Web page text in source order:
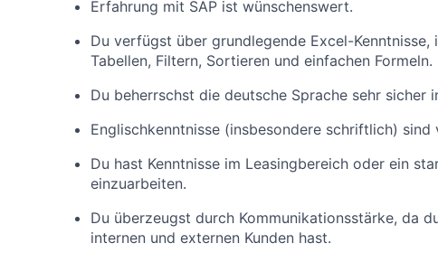
Erfahrung mit SAP ist wünschenswert.
Du verfügst über grundlegende Excel-
Tabellen, Filtern, Sortieren und einfachen Formeln.
Du beherrschst die deutsche Sprache sehr sicher
Englischkenntnisse (insbesondere schriftlich) sind
Du hast Kenntnisse im Leasingbereich oder ein
einzuarbeiten.
Du überzeugst durch Kommunikationsstärke, da
internen und externen Kunden hast.